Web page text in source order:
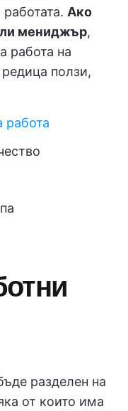
Ако
мениджър,
работа на
ползи,
работа
разделен на
от които има